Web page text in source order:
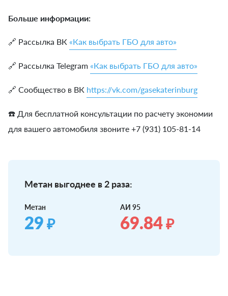
Больше информации:
🔗 Рассылка ВК «Как выбрать ГБО для авто»
🔗 Рассылка Telegram «Как выбрать ГБО для авто»
🔗 Сообщество в ВК https://vk.com/gasekaterinburg
☎️ Для бесплатной консультации по расчету экономии
для вашего автомобиля звоните +7 (931) 105-81-14
Метан выгоднее в 2 раза:
Метан
29 ₽
АИ 95
69.84₽